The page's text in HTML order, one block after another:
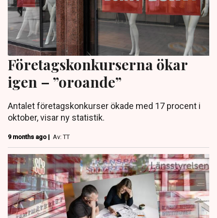
Företagskonkurserna ökar
igen – ”oroande”
Antalet företagskonkurser ökade med 17 procent i
oktober, visar ny statistik.
9 months ago | Av: TT